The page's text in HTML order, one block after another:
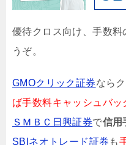
優待クロス向け、手数
うぞ。
GMOクリック証券なら
ば手数料キャッシュバッ
ＳＭＢＣ日興証券で信用
SBIネオトレード証券 も